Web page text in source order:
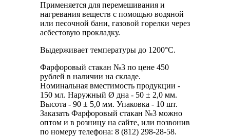
Применяется для перемешивания и
нагревания веществ с помощью водяной
или песочной бани, газовой горелки через
асбестовую прокладку.
Выдерживает температуры до 1200°С.
Фарфоровый стакан №3 по цене 450
рублей в наличии на складе.
Номинальная вместимость продукции -
150 мл. Наружный Ø дна - 50 ± 2,0 мм.
Высота - 90 ± 5,0 мм. Упаковка - 10 шт.
Заказать Фарфоровый стакан №3 можно
оптом и в розницу на сайте, или позвонив
по номеру телефона: 8 (812) 298-28-58.